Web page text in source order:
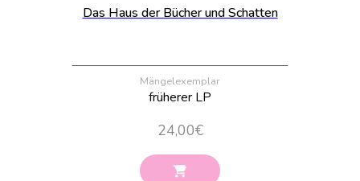
Das Haus der Bücher und Schatten
Mängelexemplar
früherer LP
24,00€